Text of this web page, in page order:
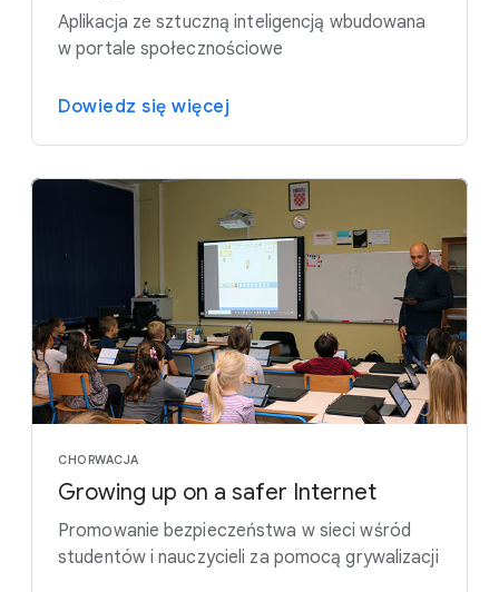
Aplikacja ze sztuczną inteligencją wbudowana
w portale społecznościowe
Dowiedz się więcej
CHORWACJA
Growing up on a safer Internet
Promowanie bezpieczeństwa w sieci wśród
studentów i nauczycieli za pomocą grywalizacji